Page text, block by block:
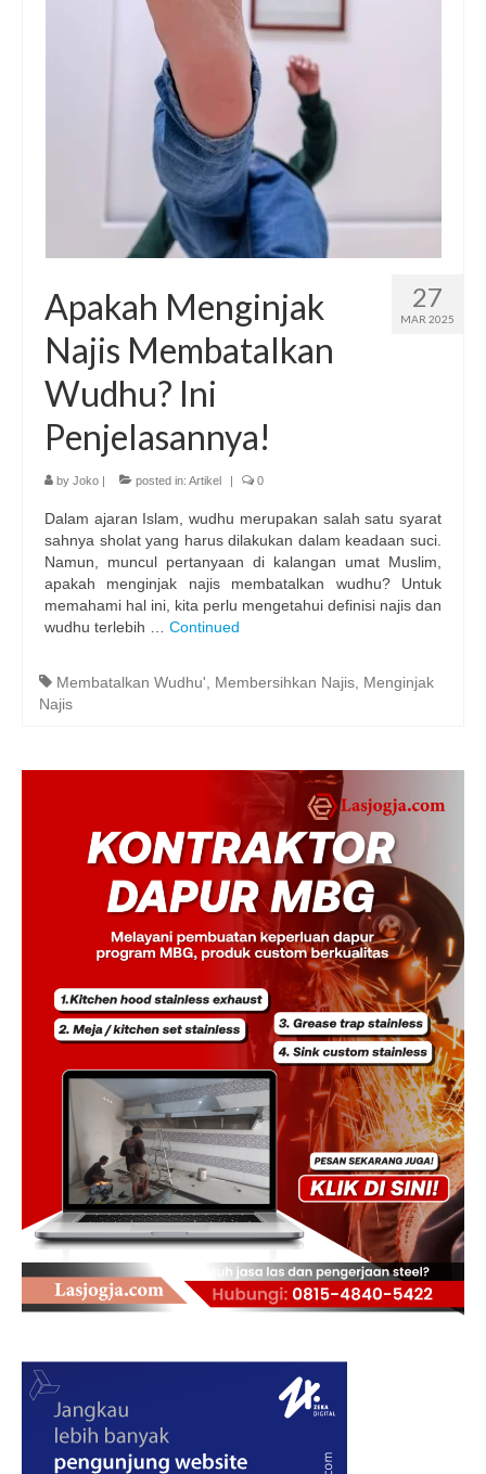
Publikasi Dakwah Gratis
Kajian Gratis di Jogja
27
MAR 2025
Apakah Menginjak
Najis Membatalkan
Wudhu? Ini
Penjelasannya!
by Joko | posted in: Artikel | 0
Dalam ajaran Islam, wudhu merupakan salah satu syarat
sahnya sholat yang harus dilakukan dalam keadaan suci.
Namun, muncul pertanyaan di kalangan umat Muslim,
apakah menginjak najis membatalkan wudhu? Untuk
memahami hal ini, kita perlu mengetahui definisi najis dan
wudhu terlebih … Continued
Membatalkan Wudhu' Membersihkan Najis Menginjak
Najis